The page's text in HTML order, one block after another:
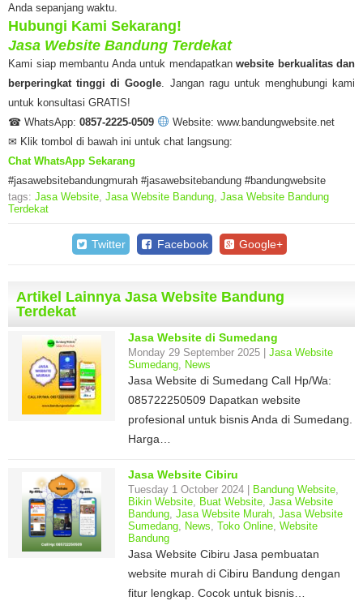
Anda sepanjang waktu.
Hubungi Kami Sekarang!
Jasa Website Bandung Terdekat
Kami siap membantu Anda untuk mendapatkan website berkualitas dan
berperingkat tinggi di Google. Jangan ragu untuk menghubungi kami
untuk konsultasi GRATIS!
☎ WhatsApp: 0857-2225-0509
Website: www.bandungwebsite.net
✉ Klik tombol di bawah ini untuk chat langsung:
Chat WhatsApp Sekarang
#jasawebsitebandungmurah #jasawebsitebandung #bandungwebsite
tags: Jasa Website, Jasa Website Bandung, Jasa Website Bandung
Terdekat
Twitter Facebook Google+
Artikel Lainnya Jasa Website Bandung
Terdekat
Jasa Website di Sumedang
Monday 29 September 2025 | Jasa Website
Sumedang, News
Jasa Website di Sumedang Call Hp/Wa:
085722250509 Dapatkan website
profesional untuk bisnis Anda di Sumedang.
Harga…
Jasa Website Cibiru
Tuesday 1 October 2024 | Bandung Website,
Bikin Website, Buat Website, Jasa Website
Bandung, Jasa Website Murah, Jasa Website
Sumedang, News, Toko Online, Website
Bandung
Jasa Website Cibiru Jasa pembuatan
website murah di Cibiru Bandung dengan
fitur lengkap. Cocok untuk bisnis…